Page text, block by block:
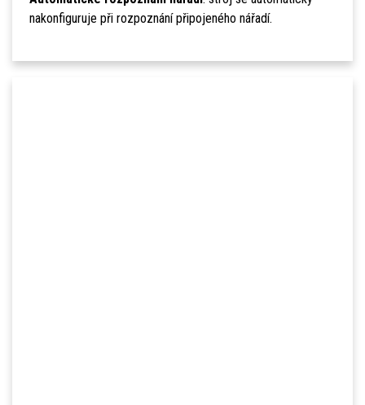
nakonfiguruje při rozpoznání připojeného nářadí.